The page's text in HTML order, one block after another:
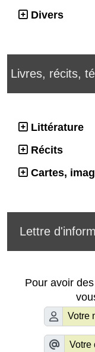
Divers
Livres, récits,
Littérature
Récits
Cartes,
Lettre
Pour avoir